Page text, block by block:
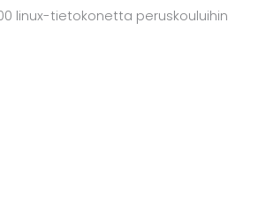
linux-tietokonetta peruskouluihin